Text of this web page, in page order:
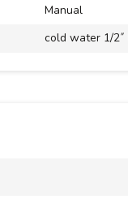
Manual
cold water 1/2˝